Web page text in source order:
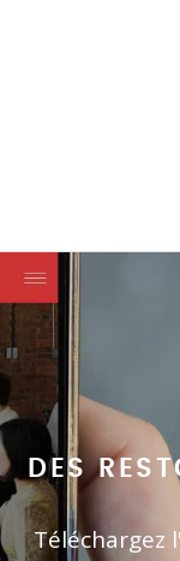
DES
Téléchargez